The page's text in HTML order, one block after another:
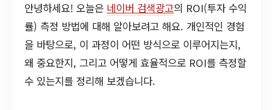
안녕하세요! 오늘은 네이버 검색광고의 ROI(투자 수익
률) 측정 방법에 대해 알아보려고 해요. 개인적인 경험
을 바탕으로, 이 과정이 어떤 방식으로 이루어지는지,
왜 중요한지, 그리고 어떻게 효율적으로 ROI를 측정할
수 있는지를 정리해 보겠습니다.